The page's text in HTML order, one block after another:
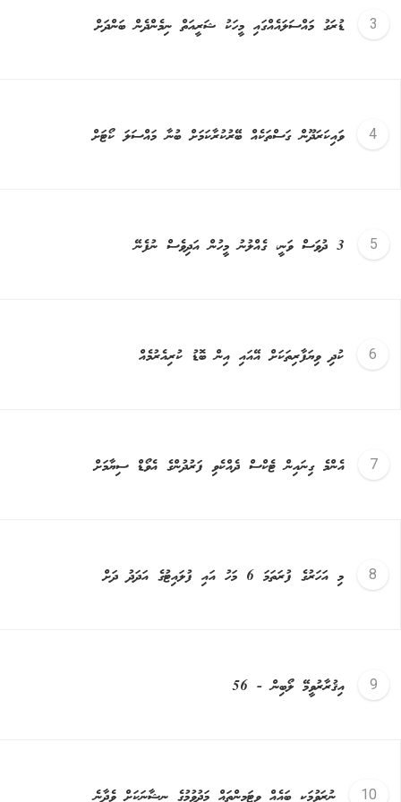
ޑުރަގު މައްސަލައެއްގައި މީހަކު ޝަރީއަތް ނިމެންދެން ބަންދަށް
ވައިކަރަދޫން ގަސްތަކެއް ބޭރުކުރާކަމަށް ބުނާ މައްސަލަ ކޯޓަށް
3 ދުވަސް ވަނީ، ގެއްލުނު މީހުން އަދިވެސް ނުފެނޭ
ކުދި ވިޔަފާރިތަކަށް އޭއައި އިން ބޮޑު ކުރިއެރުމެއް
އެންމެ ގިނައިން ޓެކްސް ދެއްކެވި ފަރުދުންގެ އެވޯޑް ސިޔާމަށް
މި އަހަރުގެ ފުރަތަމަ 6 މަހު އައި ފުލައިޓުގެ އަދަދު ދަށް
އިޤުރާރުވީމޭ ލޯބިން - 56
ނުރަވުމަކީ ބައެއް ވިޓަމިންތައް މަދުވުމުގެ ނިޝާނަކަށް ވެދާނެ